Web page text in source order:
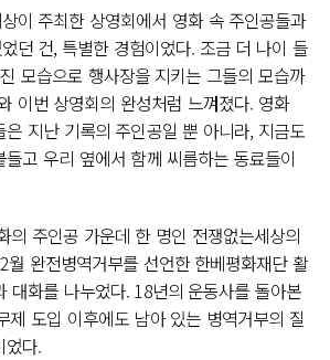
이 주최한 상영회에서 영화 속 주인공들과
던 건, 특별한 경험이었다. 조금 더 나이 들
모습으로 행사장을 지키는 그들의 모습까
이번 상영회의 완성처럼 느껴졌다. 영화
은 지난 기록의 주인공일 뿐 아니라, 지금도
고 우리 옆에서 함께 씨름하는 동료들이
의 주인공 가운데 한 명인 전쟁없는세상의
월 완전병역거부를 선언한 한베평화재단 활
대화를 나누었다. 18년의 운동사를 돌아본
제 도입 이후에도 남아 있는 병역거부의 질
었다.